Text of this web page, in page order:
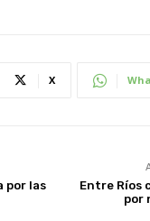
X
por las
Entre Ríos
por